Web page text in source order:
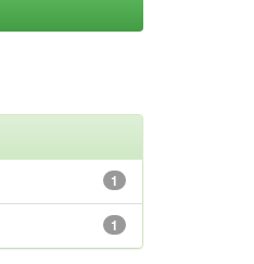
1
1